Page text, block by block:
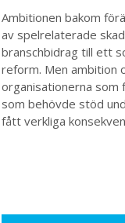
Ambitionen bakom
av spelrelaterade
branschbidrag till ett
reform. Men ambition
organisationerna som
som behövde stöd
fått verkliga